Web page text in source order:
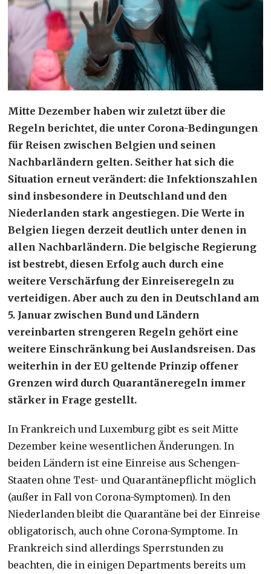
Mitte Dezember haben wir zuletzt über die
Regeln berichtet, die unter Corona-Bedingungen
für Reisen zwischen Belgien und seinen
Nachbarländern gelten. Seither hat sich die
Situation erneut verändert: die Infektionszahlen
sind insbesondere in Deutschland und den
Niederlanden stark angestiegen. Die Werte in
Belgien liegen derzeit deutlich unter denen in
allen Nachbarländern. Die belgische Regierung
ist bestrebt, diesen Erfolg auch durch eine
weitere Verschärfung der Einreiseregeln zu
verteidigen. Aber auch zu den in Deutschland am
5. Januar zwischen Bund und Ländern
vereinbarten strengeren Regeln gehört eine
weitere Einschränkung bei Auslandsreisen. Das
weiterhin in der EU geltende Prinzip offener
Grenzen wird durch Quarantäneregeln immer
stärker in Frage gestellt.
In Frankreich und Luxemburg gibt es seit Mitte
Dezember keine wesentlichen Änderungen. In
beiden Ländern ist eine Einreise aus Schengen-
Staaten ohne Test- und Quarantänepflicht möglich
(außer in Fall von Corona-Symptomen). In den
Niederlanden bleibt die Quarantäne bei der Einreise
obligatorisch, auch ohne Corona-Symptome. In
Frankreich sind allerdings Sperrstunden zu
beachten, die in einigen Departments bereits um